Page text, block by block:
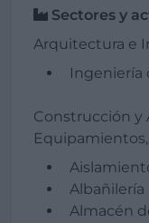
Sectores y
Arquitectura e
Ingeniería
Construcción y
Albañilería
Almacén